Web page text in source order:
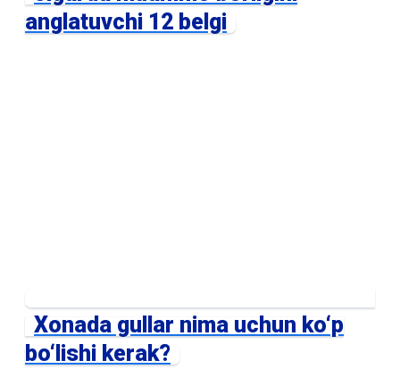
anglatuvchi 12 belgi
Xonada gullar nima uchun ko‘p
bo‘lishi kerak?